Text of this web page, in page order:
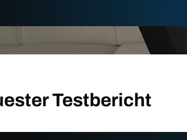
Testbericht